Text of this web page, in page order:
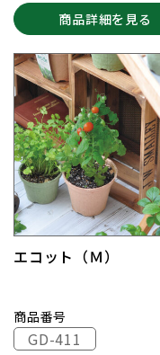
商品詳細を見る
エコット（Ｍ）
商品番号
GD-411